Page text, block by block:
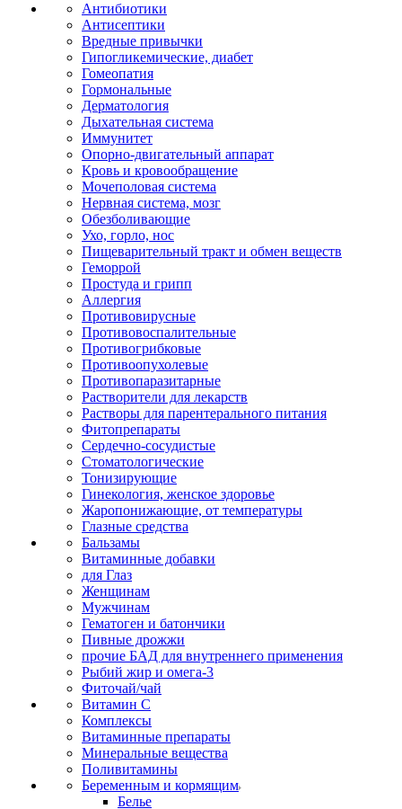
Антибиотики
Антисептики
Вредные привычки
Гипогликемические, диабет
Гомеопатия
Гормональные
Дерматология
Дыхательная система
Иммунитет
Опорно-двигательный аппарат
Кровь и кровообращение
Мочеполовая система
Нервная система, мозг
Обезболивающие
Ухо, горло, нос
Пищеварительный тракт и обмен веществ
Геморрой
Простуда и грипп
Аллергия
Противовирусные
Противовоспалительные
Противогрибковые
Противоопухолевые
Противопаразитарные
Растворители для лекарств
Растворы для парентерального питания
Фитопрепараты
Сердечно-сосудистые
Стоматологические
Тонизирующие
Гинекология, женское здоровье
Жаропонижающие, от температуры
Глазные средства
Бальзамы
Витаминные добавки
для Глаз
Женщинам
Мужчинам
Гематоген и батончики
Пивные дрожжи
прочие БАД для внутреннего применения
Рыбий жир и омега-3
Фиточай/чай
Витамин С
Комплексы
Витаминные препараты
Минеральные вещества
Поливитамины
Беременным и кормящим
Белье